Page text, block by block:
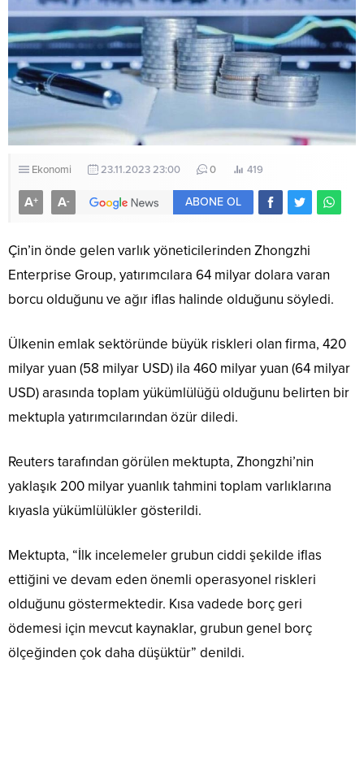
Ekonomi 23.11.2023 23:00 0 419
A+ A- ABONE OL
Çin’in önde gelen varlık yöneticilerinden Zhongzhi
Enterprise Group, yatırımcılara 64 milyar dolara varan
borcu olduğunu ve ağır iflas halinde olduğunu söyledi.
Ülkenin emlak sektöründe büyük riskleri olan firma, 420
milyar yuan (58 milyar USD) ila 460 milyar yuan (64 milyar
USD) arasında toplam yükümlülüğü olduğunu belirten bir
mektupla yatırımcılarından özür diledi.
Reuters tarafından görülen mektupta, Zhongzhi’nin
yaklaşık 200 milyar yuanlık tahmini toplam varlıklarına
kıyasla yükümlülükler gösterildi.
Mektupta, “İlk incelemeler grubun ciddi şekilde iflas
ettiğini ve devam eden önemli operasyonel riskleri
olduğunu göstermektedir. Kısa vadede borç geri
ödemesi için mevcut kaynaklar, grubun genel borç
ölçeğinden çok daha düşüktür” denildi.